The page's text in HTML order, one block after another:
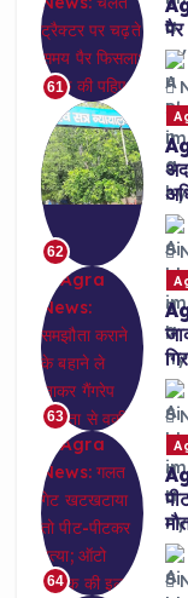
61
62
63
64